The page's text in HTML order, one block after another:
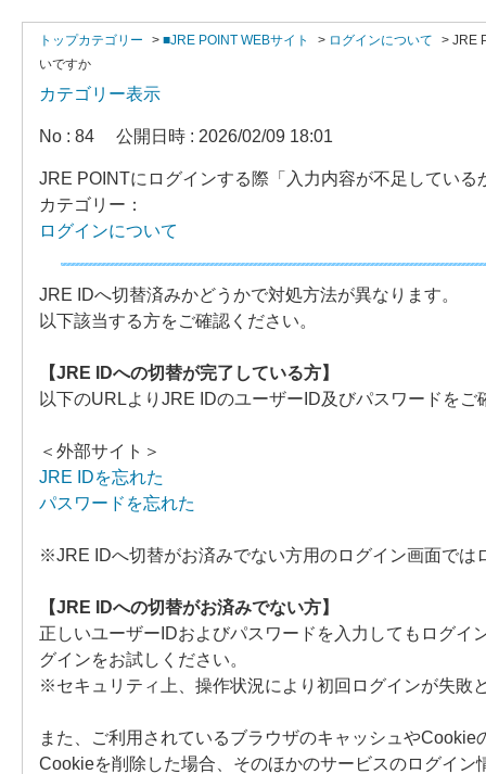
トップカテゴリー > ■JRE POINT WEBサイト > ログインについて > JRE
いですか
カテゴリー表示
No : 84 公開日時 : 2026/02/09 18:01
JRE POINTにログインする際「入力内容が不足してい
カテゴリー：
ログインについて
JRE IDへ切替済みかどうかで対処方法が異なります。
以下該当する方をご確認ください。
【JRE IDへの切替が完了している方】
以下のURLよりJRE IDのユーザーID及びパスワードを
＜外部サイト＞
JRE IDを忘れた
パスワードを忘れた
※JRE IDへ切替がお済みでない方用のログイン画面では
【JRE IDへの切替がお済みでない方】
正しいユーザーIDおよびパスワードを入力してもログ
グインをお試しください。
※セキュリティ上、操作状況により初回ログインが失敗
また、ご利用されているブラウザのキャッシュや
Cookieを削除した場合、そのほかのサービスのログイ